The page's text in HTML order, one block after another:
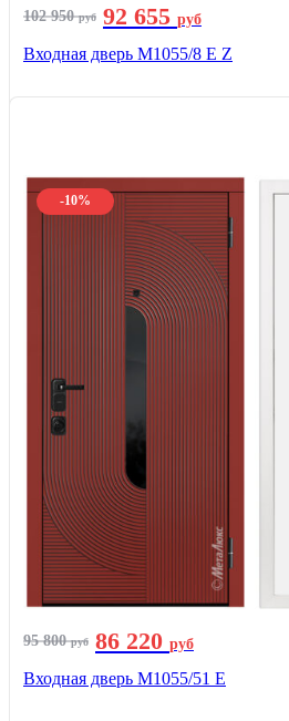
102 950руб 92 655 руб
Входная дверь М1055/8 Е Z
-10%
95 800руб 86 220 руб
Входная дверь М1055/51 Е